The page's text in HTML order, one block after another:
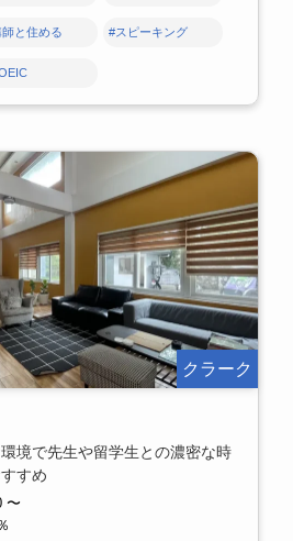
師と住める #スピーキング
クラーク
境で先生や留学生との濃密な時
すめ
〜